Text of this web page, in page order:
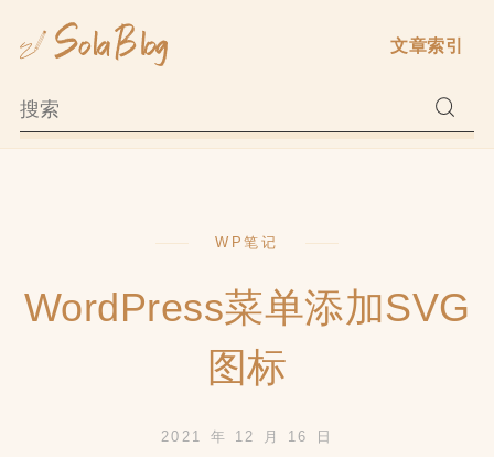
文章索引
WP笔记
WordPress菜单添加SVG
图标
2021 年 12 月 16 日